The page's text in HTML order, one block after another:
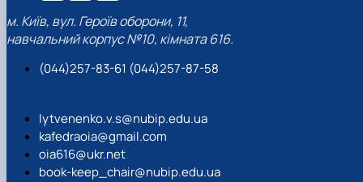
м. Київ, вул. Героїв оборони, 11,
навчальний корпус №10, кімната 616.
(044)257-83-61 (044)257-87-58
lytvenenko.v.s@nubip.edu.ua
kafedraoia@gmail.com
oia616@ukr.net
book-keep_chair@nubip.edu.ua